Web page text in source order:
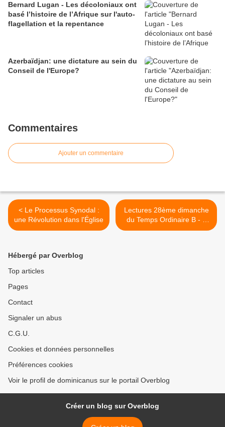
Bernard Lugan - Les décoloniaux ont
basé l’histoire de l’Afrique sur l'auto-
flagellation et la repentance
Azerbaïdjan: une dictature au sein du
Conseil de l'Europe?
Commentaires
Ajouter un commentaire
< Le Processus Synodal :
une Révolution dans l'Église
Lectures 28ème dimanche
du Temps Ordinaire B - «
Vends ce que tu as et suis-
Hébergé par Overblog
Top articles
Pages
Contact
Signaler un abus
C.G.U.
Cookies et données personnelles
Préférences cookies
Voir le profil de dominicanus sur le portail Overblog
Créer un blog sur Overblog